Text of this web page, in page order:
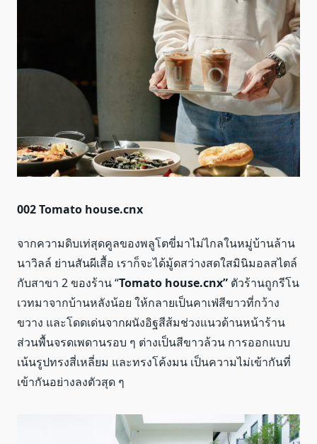
002Tomato house.cnx
จากความดิบเท่สุดคูลของพลูโตขี่มาไม่ไกลในหมู่บ้านล้าน
นาวิลล์ ย่านสันผีเสื้อ เราก็จะได้มู้ดสว่างสดใสมินิมอลสไตล์
กับสาขา 2 ของร้าน “Tomato house.cnx” ตัวร้านถูกรีโน
เวทมาจากบ้านหลังน้อย ให้กลายเป็นคาเฟ่สีขาวที่กว้าง
ขวาง และโดดเด่นจากผนังอิฐสีส้มช่วงแนวด้านหน้าร้าน
ส่วนพื้นจรดเพดานรอบ ๆ ต่างเป็นสีขาวล้วน การออกแบบ
เน้นรูปทรงสี่เหลี่ยม และทรงโค้งมน เป็นความไม่เข้ากันที่
เข้ากันอย่างลงตัวสุด ๆ